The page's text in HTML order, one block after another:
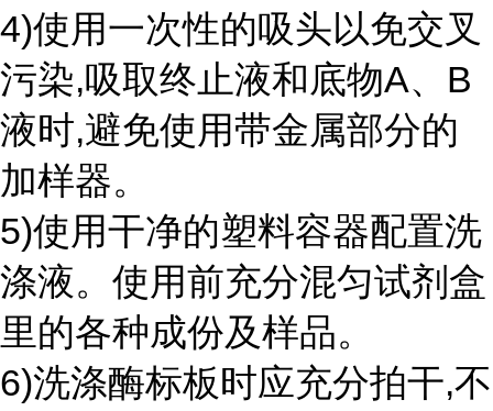
4)使用一次性的吸头以免交叉
污染,吸取终止液和底物A、B
液时,避免使用带金属部分的
加样器。
5)使用干净的塑料容器配置洗
涤液。使用前充分混匀试剂盒
里的各种成份及样品。
6)洗涤酶标板时应充分拍干,不